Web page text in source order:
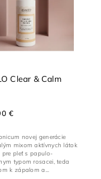
Clear & Calm
€
novej generácie
mixom aktívnych látok
pre pleť s papulo-
typom rosacei, teda
k zápalom a...